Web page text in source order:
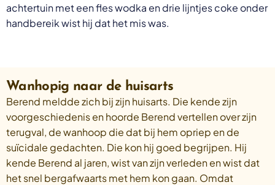
achtertuin met een fles wodka en drie lijntjes coke onder
handbereik wist hij dat het mis was.
Wanhopig naar de huisarts
Berend meldde zich bij zijn huisarts. Die kende zijn
voorgeschiedenis en hoorde Berend vertellen over zijn
terugval, de wanhoop die dat bij hem opriep en de
suïcidale gedachten. Die kon hij goed begrijpen. Hij
kende Berend al jaren, wist van zijn verleden en wist dat
het snel bergafwaarts met hem kon gaan. Omdat